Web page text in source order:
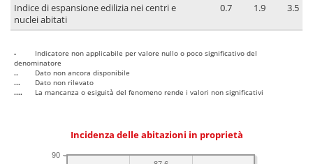
Indice di espansione edilizia nei centri e
nuclei abitati
0.7 1.9 3.5
-
Indicatore non applicabile per valore nullo o poco significativo del
denominatore
..
Dato non ancora disponibile
...
Dato non rilevato
....
La mancanza o esiguità del fenomeno rende i valori non significativi
Incidenza delle abitazioni in proprietà
90